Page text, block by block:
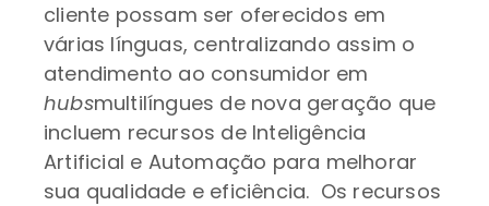
cliente possam ser oferecidos em
várias línguas, centralizando assim o
atendimento ao consumidor em
hubsmultilíngues de nova geração que
incluem recursos de Inteligência
Artificial e Automação para melhorar
sua qualidade e eficiência. Os recursos